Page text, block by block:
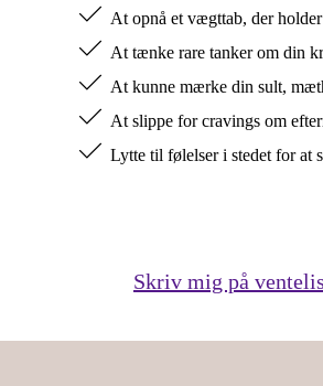
At opnå et vægttab, der holder
At tænke rare tanker om din
At kunne mærke din sult,
At slippe for cravings om
Lytte til følelser i stedet for at
Skriv mig på